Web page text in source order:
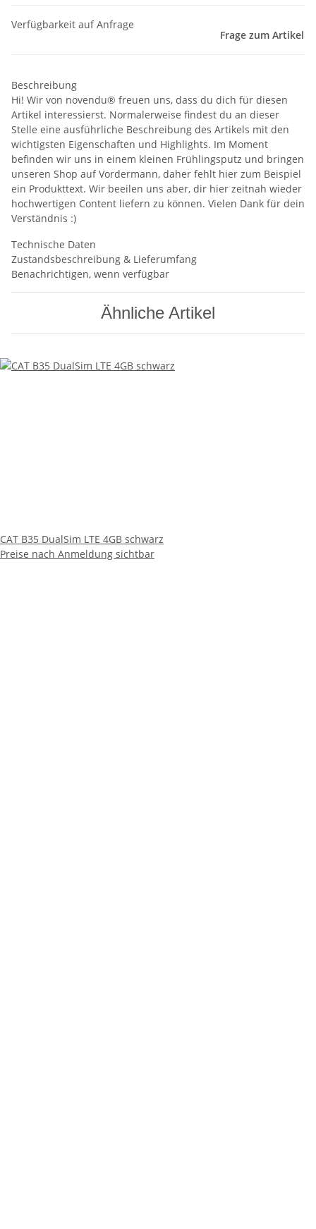
Verfügbarkeit auf Anfrage
Frage zum Artikel
Beschreibung
Hi! Wir von novendu® freuen uns, dass du dich für diesen
Artikel interessierst. Normalerweise findest du an dieser
Stelle eine ausführliche Beschreibung des Artikels mit den
wichtigsten Eigenschaften und Highlights. Im Moment
befinden wir uns in einem kleinen Frühlingsputz und bringen
unseren Shop auf Vordermann, daher fehlt hier zum Beispiel
ein Produkttext. Wir beeilen uns aber, dir hier zeitnah wieder
hochwertigen Content liefern zu können. Vielen Dank für dein
Verständnis :)
Technische Daten
Zustandsbeschreibung & Lieferumfang
Benachrichtigen, wenn verfügbar
Ähnliche Artikel
CAT B35 DualSim LTE 4GB schwarz
Preise nach Anmeldung sichtbar